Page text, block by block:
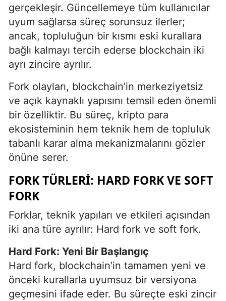
gerçekleşir. Güncellemeye tüm kullanıcılar
uyum sağlarsa süreç sorunsuz ilerler;
ancak, topluluğun bir kısmı eski kurallara
bağlı kalmayı tercih ederse blockchain iki
ayrı zincire ayrılır.
Fork olayları, blockchain’in merkeziyetsiz
ve açık kaynaklı yapısını temsil eden önemli
bir özelliktir. Bu süreç, kripto para
ekosisteminin hem teknik hem de topluluk
tabanlı karar alma mekanizmalarını gözler
önüne serer.
FORK TÜRLERI: HARD FORK VE SOFT
FORK
Forklar, teknik yapıları ve etkileri açısından
iki ana türe ayrılır: Hard fork ve soft fork.
Hard Fork: Yeni Bir Başlangıç
Hard fork, blockchain’in tamamen yeni ve
önceki kurallarla uyumsuz bir versiyona
geçmesini ifade eder. Bu süreçte eski zincir